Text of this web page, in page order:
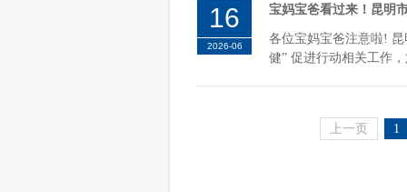
16
2026-06
宝妈宝爸看过来！昆明
各位宝妈宝爸注意啦!
健” 促进行动相关工作
上一页 1